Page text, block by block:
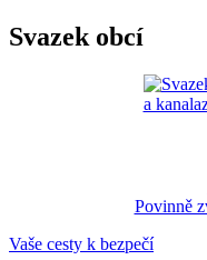
Svazek obcí
Povinně
Vaše cesty k bezpečí